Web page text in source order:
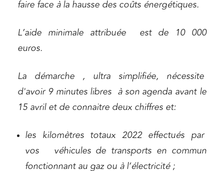
faire face à la hausse des coûts énergétiques.
L’aide minimale attribuée est de 10 000
euros.
La démarche , ultra simplifiée, nécessite
d'avoir 9 minutes libres à son agenda avant le
15 avril et de connaitre deux chiffres et:
les kilomètres totaux 2022 effectués par
vos véhicules de transports en commun
fonctionnant au gaz ou à l’électricité ;